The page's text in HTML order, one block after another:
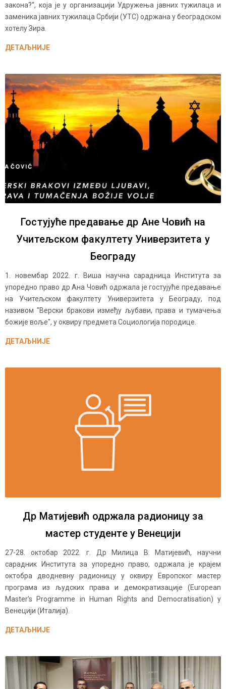
закона?“, која је у организацији Удружења јавних тужилаца и
заменика јавних тужилаца Србији (УТС) одржана у београдском
хотелу Зира.
ДЕТАЉНИЈЕ
Гостујуће предавање др Ане Човић на
Учитељском факултету Универзитета у
Београду
1. новембар 2022. г. Виша научна сарадница Института за
упоредно право др Ана Човић одржала је гостујуће предавање
на Учитељском факултету Универзитета у Београду, под
називом "Верски бракови између љубави, права и тумачења
божије воље", у оквиру предмета Социологија породице.
ДЕТАЉНИЈЕ
Др Матијевић одржала радионицу за
мастер студенте у Венецији
27-28. октобар 2022. г. Др Милица В. Матијевић, научни
сарадник Института за упоредно право, одржала је крајем
октобра дводневну радионицу у оквиру Европског мастер
програма из људских права и демократизације (European
Master’s Programme in Human Rights and Democratisation) у
Венецији (Италија).
ДЕТАЉНИЈЕ